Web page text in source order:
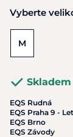
Vyberte
M
Skladem
EQS Rudná
EQS Praha 9 -
EQS Brno
EQS Závody